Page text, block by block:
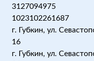
3127094975
1023102261687
г. Губкин, ул.
16
г. Губкин, ул.